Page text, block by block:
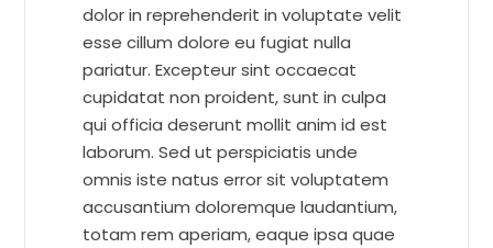
dolor in reprehenderit in voluptate velit
esse cillum dolore eu fugiat nulla
pariatur. Excepteur sint occaecat
cupidatat non proident, sunt in culpa
qui officia deserunt mollit anim id est
laborum. Sed ut perspiciatis unde
omnis iste natus error sit voluptatem
accusantium doloremque laudantium,
totam rem aperiam, eaque ipsa quae